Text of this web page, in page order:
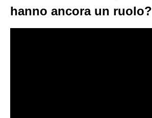
hanno ancora un ruolo?